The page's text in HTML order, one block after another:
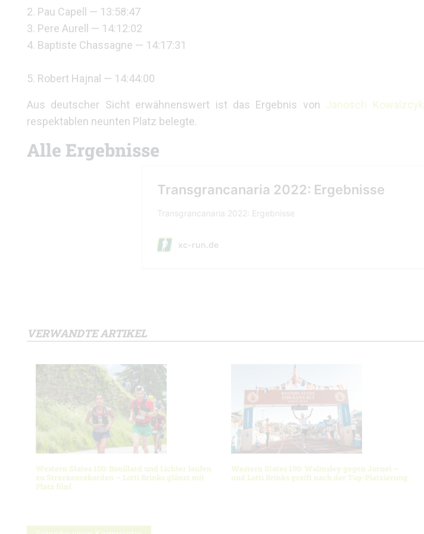
2. Pau Capell — 13:58:47
3. Pere Aurell — 14:12:02
4. Baptiste Chassagne — 14:17:31
5. Robert Hajnal — 14:44:00
Aus deutscher Sicht erwähnenswert ist das Ergebnis von Janosch Kowalzcyk
respektablen neunten Platz belegte.
Alle Ergebnisse
VERWANDTE ARTIKEL
Western States 100: Bouillard und Lichter laufen
zu Streckenrekorden – Lotti Brinks glänzt mit
Platz fünf
Western States 100: Walmsley gegen Jornet –
und Lotti Brinks greift nach der Top-Platzierung